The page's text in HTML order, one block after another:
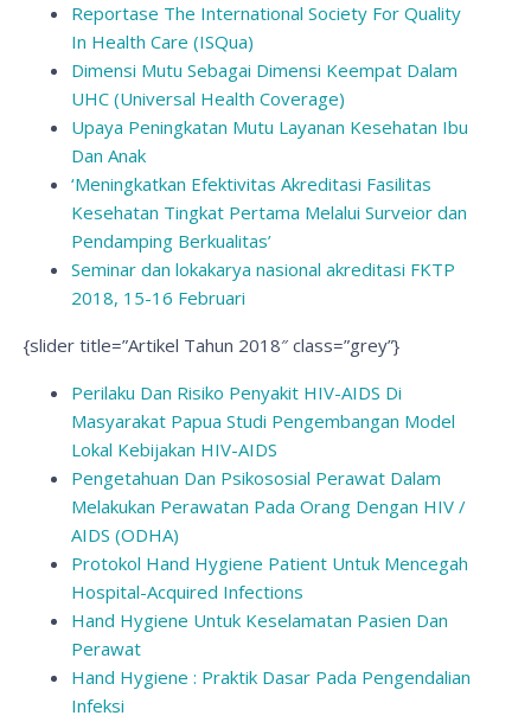
Reportase The International Society For Quality
In Health Care (ISQua)
Dimensi Mutu Sebagai Dimensi Keempat Dalam
UHC (Universal Health Coverage)
Upaya Peningkatan Mutu Layanan Kesehatan Ibu
Dan Anak
‘Meningkatkan Efektivitas Akreditasi Fasilitas
Kesehatan Tingkat Pertama Melalui Surveior dan
Pendamping Berkualitas’
Seminar dan lokakarya nasional akreditasi FKTP
2018, 15-16 Februari
{slider title=”Artikel Tahun 2018″ class=”grey”}
Perilaku Dan Risiko Penyakit HIV-AIDS Di
Masyarakat Papua Studi Pengembangan Model
Lokal Kebijakan HIV-AIDS
Pengetahuan Dan Psikososial Perawat Dalam
Melakukan Perawatan Pada Orang Dengan HIV /
AIDS (ODHA)
Protokol Hand Hygiene Patient Untuk Mencegah
Hospital-Acquired Infections
Hand Hygiene Untuk Keselamatan Pasien Dan
Perawat
Hand Hygiene : Praktik Dasar Pada Pengendalian
Infeksi